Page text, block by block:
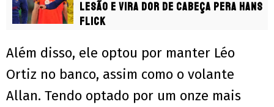
lesão e vira dor de cabeça pera Hans
Flick
Além disso, ele optou por manter Léo
Ortiz no banco, assim como o volante
Allan. Tendo optado por um onze mais